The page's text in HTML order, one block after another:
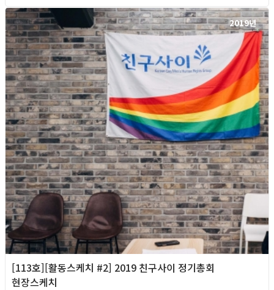
2019년
[113호][활동스케치 #2] 2019 친구사이 정기총회
현장스케치